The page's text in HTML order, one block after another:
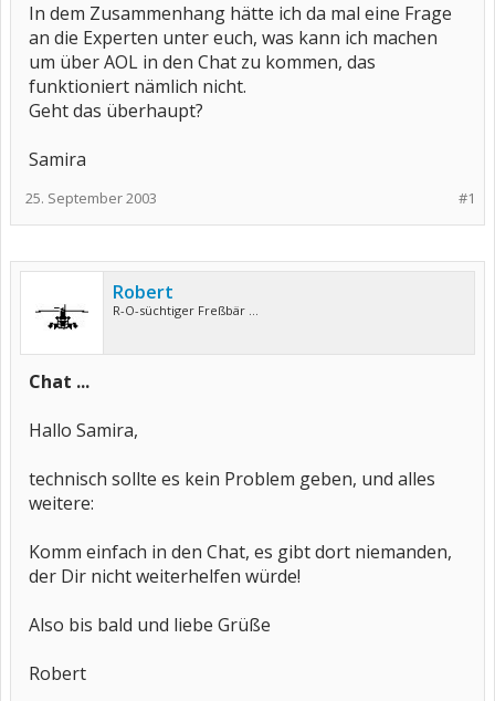
In dem Zusammenhang hätte ich da mal eine Frage
an die Experten unter euch, was kann ich machen
um über AOL in den Chat zu kommen, das
funktioniert nämlich nicht.
Geht das überhaupt?
Samira
#1
25. September 2003
Robert
R-O-süchtiger Freßbär ...
Chat ...
Hallo Samira,
technisch sollte es kein Problem geben, und alles
weitere:
Komm einfach in den Chat, es gibt dort niemanden,
der Dir nicht weiterhelfen würde!
Also bis bald und liebe Grüße
Robert